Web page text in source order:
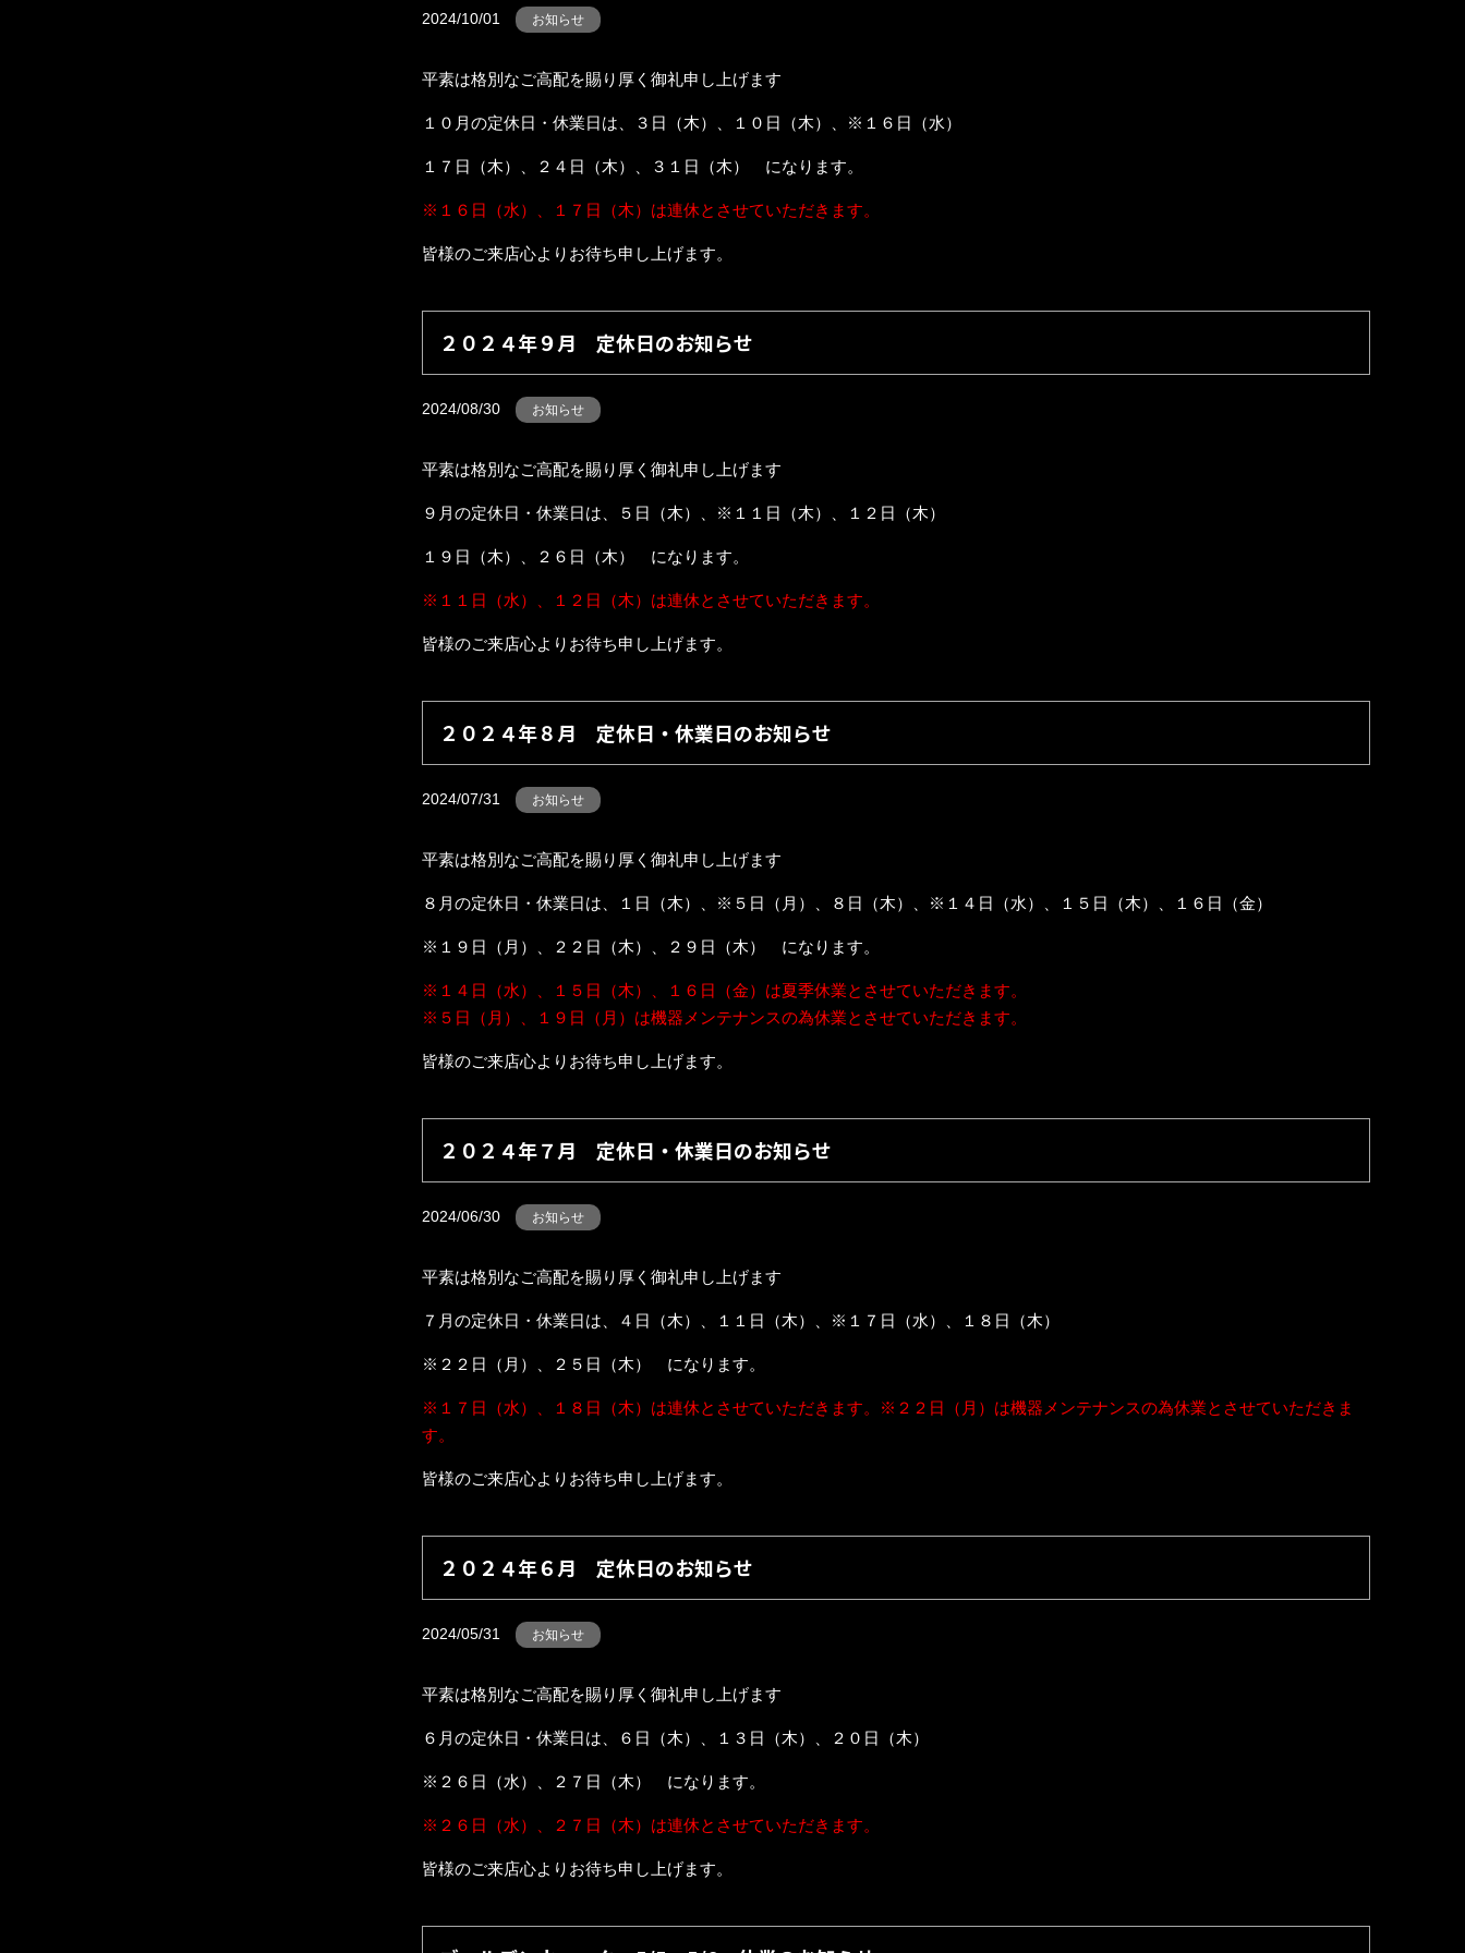
2024/10/01 お知らせ
平素は格別なご高配を賜り厚く御礼申し上げます
１０月の定休日・休業日は、３日（木）、１０日（木）、※１６日（水）
１７日（木）、２４日（木）、３１日（木） になります。
※１６日（水）、１７日（木）は連休とさせていただきます。
皆様のご来店心よりお待ち申し上げます。
２０２４年９月 定休日のお知らせ
2024/08/30 お知らせ
平素は格別なご高配を賜り厚く御礼申し上げます
９月の定休日・休業日は、５日（木）、※１１日（木）、１２日（木）
１９日（木）、２６日（木） になります。
※１１日（水）、１２日（木）は連休とさせていただきます。
皆様のご来店心よりお待ち申し上げます。
２０２４年８月 定休日・休業日のお知らせ
2024/07/31 お知らせ
平素は格別なご高配を賜り厚く御礼申し上げます
８月の定休日・休業日は、１日（木）、※５日（月）、８日（木）、※１４日（水）、１５日（木）、１６日（金）
※１９日（月）、２２日（木）、２９日（木） になります。
※１４日（水）、１５日（木）、１６日（金）は夏季休業とさせていただきます。
※５日（月）、１９日（月）は機器メンテナンスの為休業とさせていただきます。
皆様のご来店心よりお待ち申し上げます。
２０２４年７月 定休日・休業日のお知らせ
2024/06/30 お知らせ
平素は格別なご高配を賜り厚く御礼申し上げます
７月の定休日・休業日は、４日（木）、１１日（木）、※１７日（水）、１８日（木）
※２２日（月）、２５日（木） になります。
※１７日（水）、１８日（木）は連休とさせていただきます。※２２日（月）は機器メンテナンスの為休業とさせていただきま
す。
皆様のご来店心よりお待ち申し上げます。
２０２４年６月 定休日のお知らせ
2024/05/31 お知らせ
平素は格別なご高配を賜り厚く御礼申し上げます
６月の定休日・休業日は、６日（木）、１３日（木）、２０日（木）
※２６日（水）、２７日（木） になります。
※２６日（水）、２７日（木）は連休とさせていただきます。
皆様のご来店心よりお待ち申し上げます。